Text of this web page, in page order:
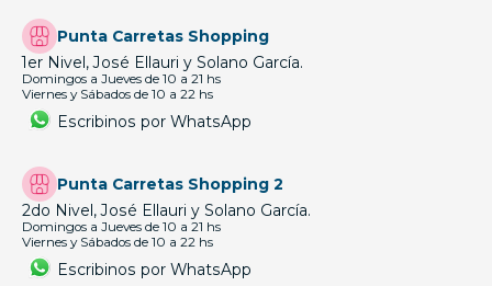
Punta Carretas Shopping
1er Nivel, José Ellauri y Solano García.
Domingos a Jueves de 10 a 21 hs
Viernes y Sábados de 10 a 22 hs
Escribinos por WhatsApp
Punta Carretas Shopping 2
2do Nivel, José Ellauri y Solano García.
Domingos a Jueves de 10 a 21 hs
Viernes y Sábados de 10 a 22 hs
Escribinos por WhatsApp